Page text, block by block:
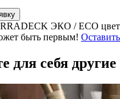
ЭКО / ECO
быть первым!
для себя